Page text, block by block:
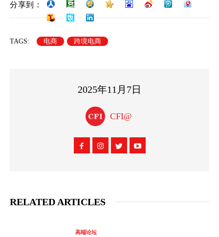
分享到：
TAGS: 电商 跨境电商
2025年11月7日
CFI@
RELATED ARTICLES
高端论坛